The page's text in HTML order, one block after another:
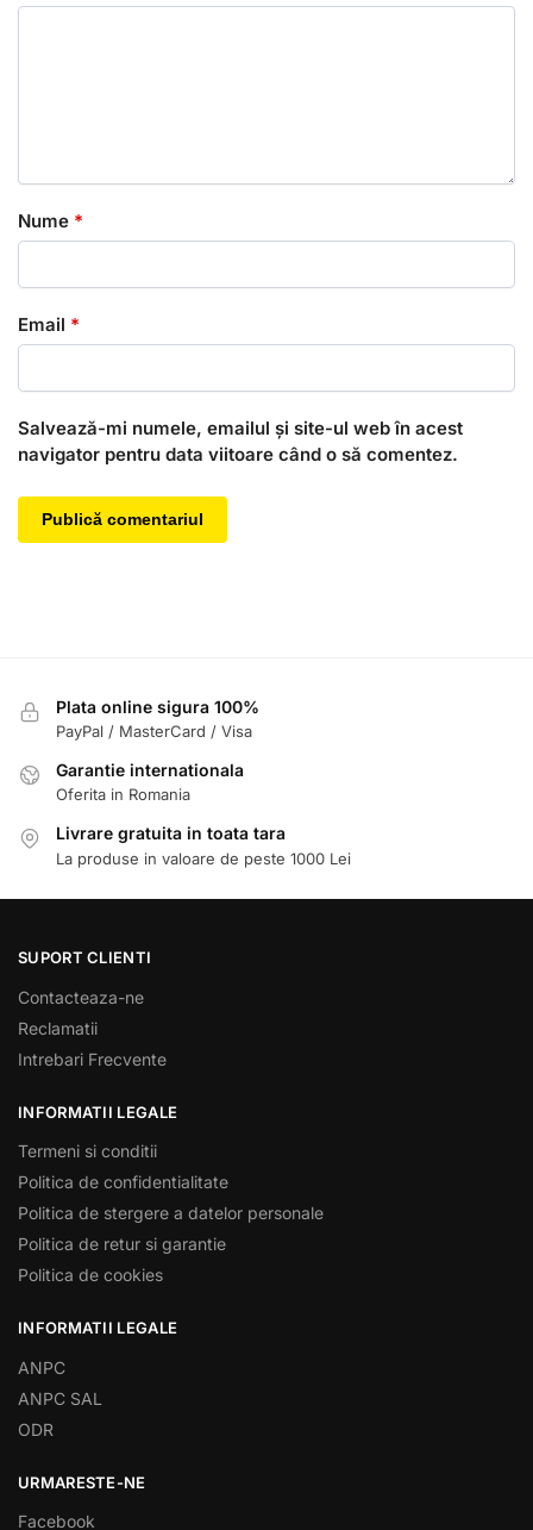
Nume *
Email *
Salvează-mi numele, emailul și site-ul web în acest
navigator pentru data viitoare când o să comentez.
Plata online sigura 100%
PayPal / MasterCard / Visa
Garantie internationala
Oferita in Romania
Livrare gratuita in toata tara
La produse in valoare de peste 1000 Lei
SUPORT CLIENTI
Contacteaza-ne
Reclamatii
Intrebari Frecvente
INFORMATII LEGALE
Termeni si conditii
Politica de confidentialitate
Politica de stergere a datelor personale
Politica de retur si garantie
Politica de cookies
INFORMATII LEGALE
ANPC
ANPC SAL
ODR
URMARESTE-NE
Facebook